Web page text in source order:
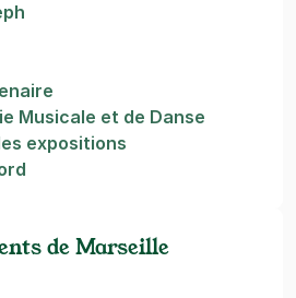
Musicale et de Danse
expositions
de Marseille